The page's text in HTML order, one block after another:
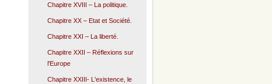
Chapitre XVIII – La politique.
Chapitre XX – Etat et Société.
Chapitre XXI – La liberté.
Chapitre XXII – Réflexions sur
l'Europe
Chapitre XXIII- L'existence, le